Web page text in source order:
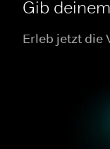
Gib
Erleb jetzt die